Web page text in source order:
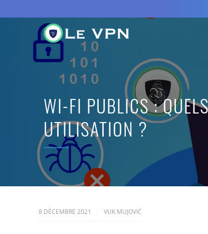
WI-FI PUBLICS :
UTILISATION ?
8 DÉCEMBRE 2021 VUK MUJOVIĆ